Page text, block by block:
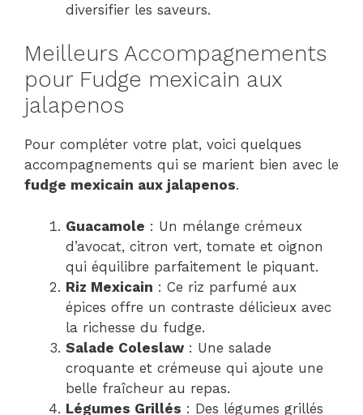
diversifier les saveurs.
Meilleurs Accompagnements
pour Fudge mexicain aux
jalapenos
Pour compléter votre plat, voici quelques
accompagnements qui se marient bien avec le
fudge mexicain aux jalapenos.
Guacamole : Un mélange crémeux
d’avocat, citron vert, tomate et oignon
qui équilibre parfaitement le piquant.
Riz Mexicain : Ce riz parfumé aux
épices offre un contraste délicieux avec
la richesse du fudge.
Salade Coleslaw : Une salade
croquante et crémeuse qui ajoute une
belle fraîcheur au repas.
Légumes Grillés : Des légumes grillés